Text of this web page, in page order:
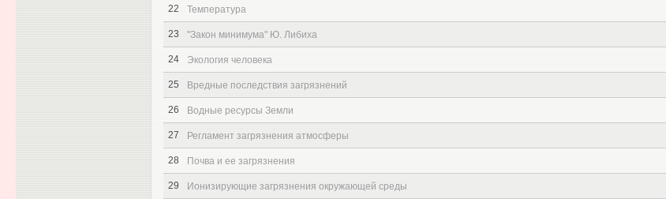
22 Температура
23 "Закон минимума" Ю. Либиха
24 Экология человека
25 Вредные последствия загрязнений
26 Водные ресурсы Земли
27 Регламент загрязнения атмосферы
28 Почва и ее загрязнения
29 Ионизирующие загрязнения окружающей среды